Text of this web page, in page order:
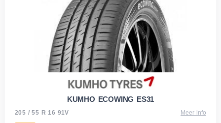
KUMHO ECOWING ES31
205 / 55 R 16 91V Meer info